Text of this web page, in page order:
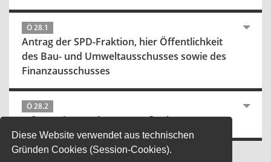
Diese Website verwendet aus technischen
Gründen Cookies (Session-Cookies).
Ö 28.1
Antrag der SPD-Fraktion, hier Öffentlichkeit
des Bau- und Umweltausschusses sowie des
Finanzausschusses
Ö 28.2
Informationen über Baumaßnahmen